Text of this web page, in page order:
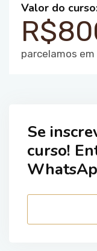
Valor do
parcelamos
Se
curso!